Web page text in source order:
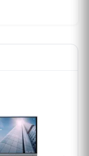
à une distance
comme
communication
TA-86